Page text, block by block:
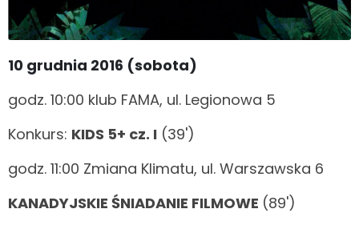
10 grudnia 2016 (sobota)
godz. 10:00 klub FAMA, ul. Legionowa 5
Konkurs: KIDS 5+ cz. I (39')
godz. 11:00 Zmiana Klimatu, ul. Warszawska 6
KANADYJSKIE ŚNIADANIE FILMOWE (89')